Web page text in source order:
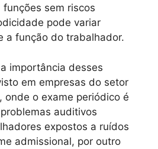
funções sem riscos
pode variar
a função do trabalhador.
importância desses
em empresas do setor
onde o exame periódico é
auditivos
expostos a ruídos
admissional, por outro